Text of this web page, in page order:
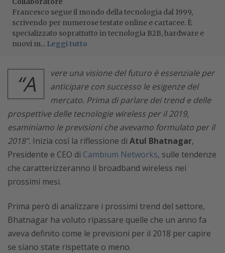
Francesco segue il mondo della tecnologia dal 1999,
scrivendo per numerose testate online e cartacee. È
specializzato soprattutto in tecnologia B2B, hardware e
nuovi m... Leggi tutto
“A
vere una visione del futuro è essenziale per
anticipare con successo le esigenze del
mercato. Prima di parlare dei trend e delle
prospettive delle tecnologie wireless per il 2019,
esaminiamo le previsioni che avevamo formulato per il
2018”. Inizia così la riflessione di Atul Bhatnagar,
Presidente e CEO di Cambium Networks, sulle tendenze
che caratterizzeranno il broadband wireless nei
prossimi mesi.
Prima però di analizzare i prossimi trend del settore,
Bhatnagar ha voluto ripassare quelle che un anno fa
aveva definito come le previsioni per il 2018 per capire
se siano state rispettate o meno.